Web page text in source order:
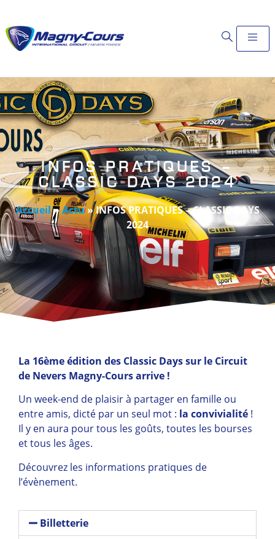
INFOS PRATIQUES –
CLASSIC DAYS 2024
Accueil»Actu»INFOS PRATIQUES – CLASSIC DAYS
2024
La 16ème édition des Classic Days sur le Circuit
de Nevers Magny-Cours arrive !
Un week-end de plaisir à partager en famille ou
entre amis, dicté par un seul mot : la convivialité !
Il y en aura pour tous les goûts, toutes les bourses
et tous les âges.
Découvrez les informations pratiques de
l’évènement.
Billetterie